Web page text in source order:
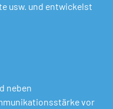
usw. und entwickelst
neben
vor